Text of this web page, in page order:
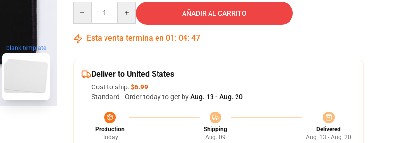
blank template
AÑADIR AL CARRITO
Esta venta termina en 01 : 04: 46
Deliver to United States
Cost to ship:$6.99
Standard - Order today to get byAug. 13 - Aug. 20
Production
Today
Shipping
Aug. 09
Delivered
Aug. 13 - Aug. 20